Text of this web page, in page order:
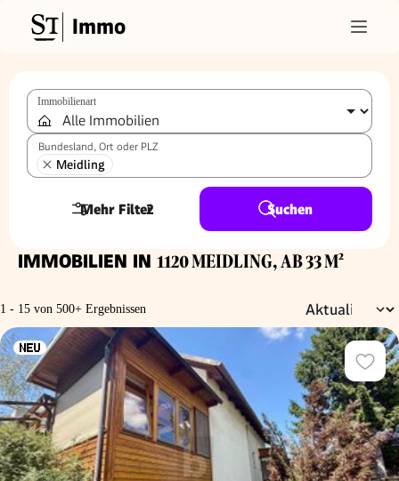
Immo
Immobilienart
Bundesland, Ort oder PLZ
Meidling
Mehr Filter
2 Suchen
IMMOBILIEN IN 1120 MEIDLING, AB 33 M²
1 - 15 von 500+ Ergebnissen